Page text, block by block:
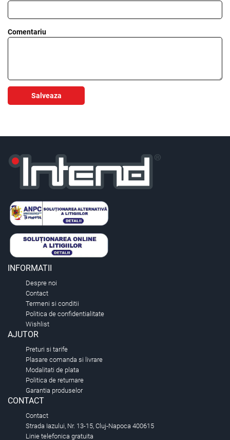
Comentariu
Salveaza
INFORMATII
Despre noi
Contact
Termeni si conditii
Politica de confidentialitate
Wishlist
AJUTOR
Preturi si tarife
Plasare comanda si livrare
Modalitati de plata
Politica de returnare
Garantia produselor
CONTACT
Contact
Strada Iazului, Nr. 13-15, Cluj-Napoca 400615
Linie telefonica gratuita